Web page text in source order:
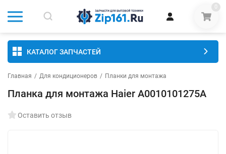
0
КАТАЛОГ ЗАПЧАСТЕЙ
Главная / Для кондиционеров / Планки для монтажа
Планка для монтажа Haier A0010101275A
Оставить отзыв